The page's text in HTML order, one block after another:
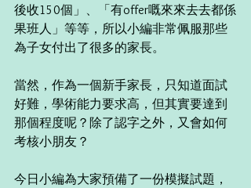
後收150個」、「有offer嘅來來去去都係
果班人」等等，所以小編非常佩服那些
為子女付出了很多的家長。
當然，作為一個新手家長，只知道面試
好難，學術能力要求高，但其實要達到
那個程度呢？除了認字之外，又會如何
考核小朋友？
今日小編為大家預備了一份模擬試題，